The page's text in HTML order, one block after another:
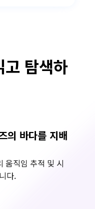
탐색하
의 바다를 지배
직임 추적 및 시
다.